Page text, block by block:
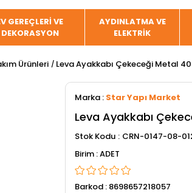
GEREÇLERİ VE
DEKORASYON
AYDINLATMA VE
ELEKTRİK
Ürünleri Leva Ayakkabı Çekeceği Metal
Marka : Star Yapı Market
Leva Ayakkabı
Stok Kodu
CRN-0147-08-
ADET
Barkod : 8698657218057